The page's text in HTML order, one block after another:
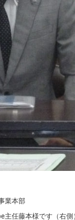
業本部
主任藤本様です（右側